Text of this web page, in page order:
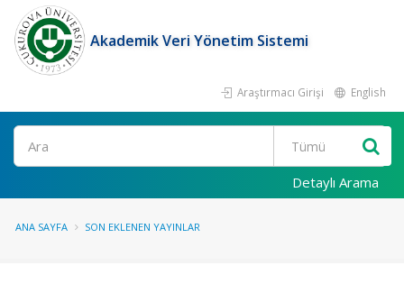
Akademik Veri Yönetim Sistemi
Araştırmacı Girişi English
Ara
Detaylı Arama
ANA SAYFA SON EKLENEN YAYINLAR